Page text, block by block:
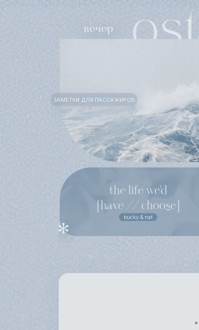
the life we'd
[have // choose]
bucky & nat
ЗАМЕТКИ ДЛЯ ПАССАЖИРОВ
»